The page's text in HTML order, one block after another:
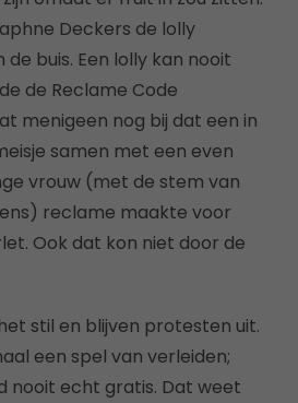
Deckers de lolly
buis. Een lolly kan nooit
de Reclame Code
menigeen nog bij dat een in
samen met een even
vrouw (met de stem van
reclame maakte voor
Ook dat kon niet door de
stil en blijven protesten uit.
een spel van verleiden;
nooit echt gratis. Dat weet